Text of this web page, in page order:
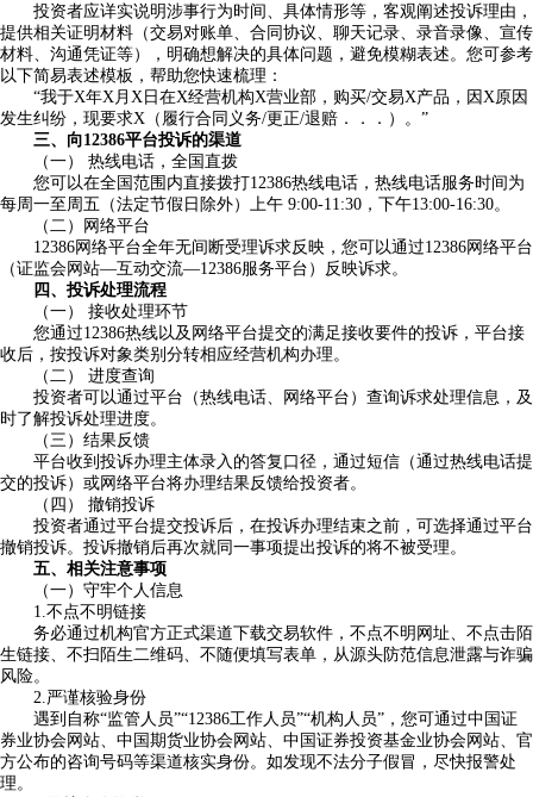
投资者应详实说明涉事行为时间、具体情形等，客观阐述投诉理由，
提供相关证明材料（交易对账单、合同协议、聊天记录、录音录像、宣传
材料、沟通凭证等），明确想解决的具体问题，避免模糊表述。您可参考
以下简易表述模板，帮助您快速梳理：
“我于X年X月X日在X经营机构X营业部，购买/交易X产品，因X原因
发生纠纷，现要求X（履行合同义务/更正/退赔．．．）。”
三、向12386平台投诉的渠道
（一）
热线电话，全国直拨
您可以在全国范围内直接拨打12386热线电话，热线电话服务时间为
每周一至周五（法定节假日除外）上午 9:00-11:30，下午13:00-16:30。
（二）网络平台
12386网络平台全年无间断受理诉求反映，您可以通过12386网络平台
（证监会网站—互动交流—12386服务平台）反映诉求。
四、投诉处理流程
（一）
接收处理环节
您通过12386热线以及网络平台提交的满足接收要件的投诉，平台接
收后，按投诉对象类别分转相应经营机构办理。
（ 二 ）
进度查询
投资者可以通过平台（热线电话、网络平台）查询诉求处理信息，及
时了解投诉处理进度。
（三）结果反馈
平台收到投诉办理主体录入的答复口径，通过短信（通过热线电话提
交的投诉）或网络平台将办理结果反馈给投资者。
（ 四 ）
撤销投诉
投资者通过平台提交投诉后，在投诉办理结束之前，可选择通过平台
撤销投诉。投诉撤销后再次就同一事项提出投诉的将不被受理。
五、相关注意事项
（一）守牢个人信息
1.不点不明链接
务必通过机构官方正式渠道下载交易软件，不点不明网址、不点击陌
生链接、不扫陌生二维码、不随便填写表单，从源头防范信息泄露与诈骗
风险。
2.严谨核验身份
遇到自称“监管人员”“12386工作人员”“机构人员”，您可通过中国证
券业协会网站、中国期货业协会网站、中国证券投资基金业协会网站、官
方公布的咨询号码等渠道核实身份。如发现不法分子假冒，尽快报警处
理。